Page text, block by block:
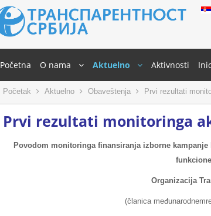
Početna O nama Aktuelno Aktivnosti
Početak Aktuelno Obaveštenja Prvi rezultati
Prvi rezultati monitoringa
Povodom monitoringa finansiranja izborne
Organizacija
(članica